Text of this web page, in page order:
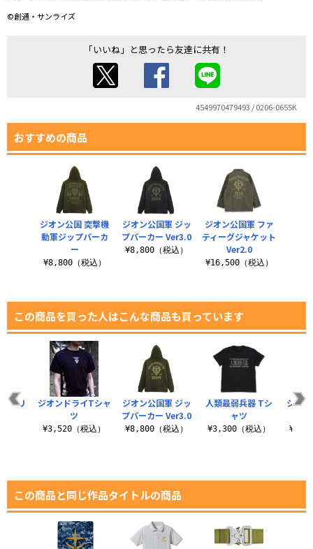
©創通・サンライズ
「いいね」と思ったら友達に共有！
4549970479493 / 0206-0655K
おすすめの商品
ジオン公国軍 ジッ
プパーカー Ver3.0
¥8,800（税込）
ジオン公国軍 ファ
ティーグジャケット
Ver2.0
¥16,500（税込）
ジオン公国 突撃機
動軍ジップパーカ
ー
¥8,800（税込）
この商品を買った人はこんな商品も買っています
ジオン公国軍 ジッ
プパーカー Ver3.0
¥8,800（税込）
人類最弱兵器 Tシ
ャツ
¥3,300（税込）
シャ
クリ
ジオンドライTシャ
ツ
¥3,520（税込）
この商品と同じ作品タイトルの商品